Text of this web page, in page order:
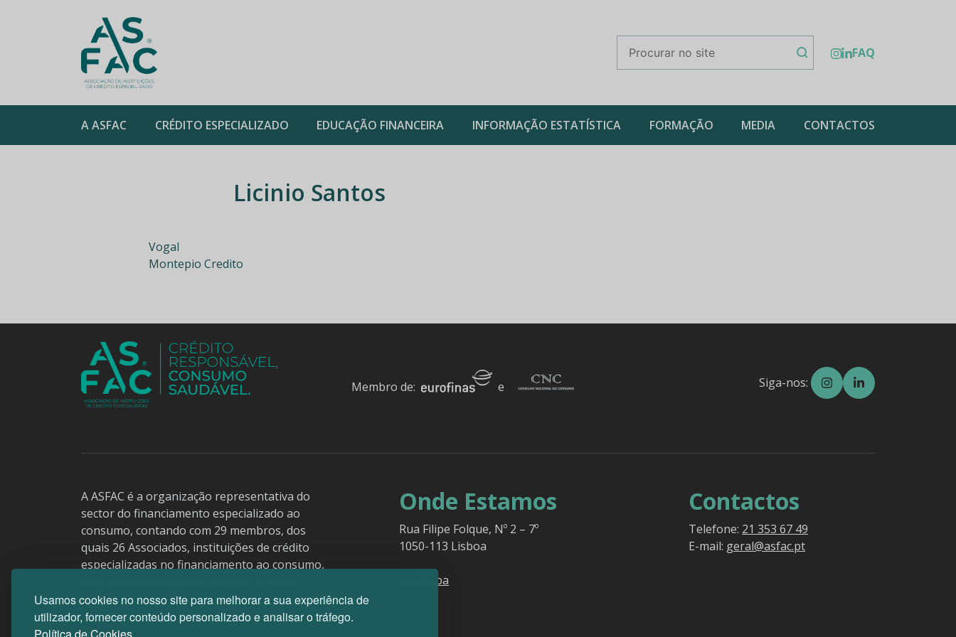
Usamos cookies no nosso site para melhorar a sua experiência de
utilizador, fornecer conteúdo personalizado e analisar o tráfego.
FAQ
A ASFAC CRÉDITO ESPECIALIZADO EDUCAÇÃO FINANCEIRA INFORMAÇÃO ESTATÍSTICA FORMAÇÃO MEDIA CONTACTOS
Licinio Santos
Vogal
Montepio Credito
Membro de: e Siga-nos:
A ASFAC é a organização representativa do
sector do financiamento especializado ao
consumo, contando com 29 membros, dos
quais 26 Associados, instituições de crédito
especializadas no financiamento ao consumo,
totalidade do mercado e 3 membros aderentes.
Onde Estamos
Rua Filipe Folque, Nº 2 – 7º
1050-113 Lisboa
ver mapa
Contactos
Telefone: 21 353 67 49
E-mail: geral@asfac.pt